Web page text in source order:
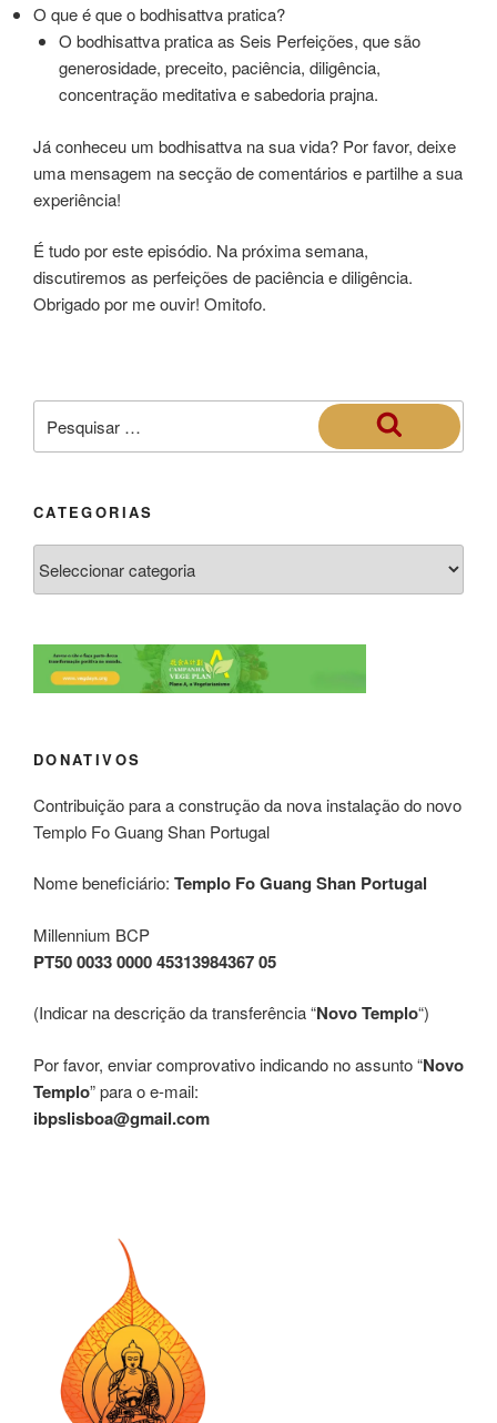
O que é que o bodhisattva pratica?
O bodhisattva pratica as Seis Perfeições, que são
generosidade, preceito, paciência, diligência,
concentração meditativa e sabedoria prajna.
Já conheceu um bodhisattva na sua vida? Por favor, deixe
uma mensagem na secção de comentários e partilhe a sua
experiência!
É tudo por este episódio. Na próxima semana,
discutiremos as perfeições de paciência e diligência.
Obrigado por me ouvir! Omitofo.
CATEGORIAS
DONATIVOS
Contribuição para a construção da nova instalação do novo
Templo Fo Guang Shan Portugal
Nome beneficiário: Templo Fo Guang Shan Portugal
Millennium BCP
PT50 0033 0000 45313984367 05
(Indicar na descrição da transferência “Novo Templo“)
Por favor, enviar comprovativo indicando no assunto “Novo
Templo” para o e-mail:
ibpslisboa@gmail.com